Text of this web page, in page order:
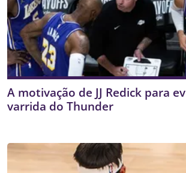
A motivação de JJ Redick para
varrida do Thunder